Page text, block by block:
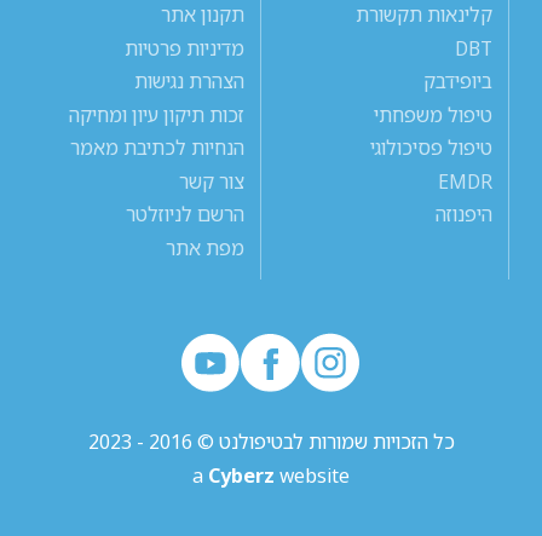
קלינאות תקשורת
DBT
ביופידבק
טיפול משפחתי
טיפול פסיכולוגי
EMDR
היפנוזה
תקנון אתר
מדיניות פרטיות
הצהרת נגישות
זכות תיקון עיון ומחיקה
הנחיות לכתיבת מאמר
צור קשר
הרשם לניוזלטר
מפת אתר
כל הזכויות שמורות לבטיפולנט © 2016 - 2023
a Cyberz website